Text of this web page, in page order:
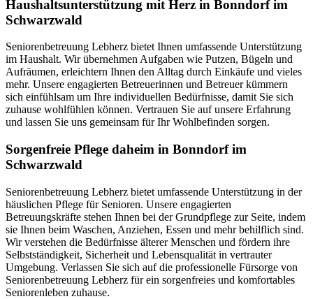
Haushalts­unterstützung mit Herz in Bonndorf im
Schwarzwald
Seniorenbetreuung Lebherz bietet Ihnen umfassende Unterstützung
im Haushalt. Wir übernehmen Aufgaben wie Putzen, Bügeln und
Aufräumen, erleichtern Ihnen den Alltag durch Einkäufe und vieles
mehr. Unsere engagierten Betreuerinnen und Betreuer kümmern
sich einfühlsam um Ihre individuellen Bedürfnisse, damit Sie sich
zuhause wohlfühlen können. Vertrauen Sie auf unsere Erfahrung
und lassen Sie uns gemeinsam für Ihr Wohlbefinden sorgen.
Sorgenfreie Pflege daheim in Bonndorf im
Schwarzwald
Seniorenbetreuung Lebherz bietet umfassende Unterstützung in der
häuslichen Pflege für Senioren. Unsere engagierten
Betreuungskräfte stehen Ihnen bei der Grundpflege zur Seite, indem
sie Ihnen beim Waschen, Anziehen, Essen und mehr behilflich sind.
Wir verstehen die Bedürfnisse älterer Menschen und fördern ihre
Selbstständigkeit, Sicherheit und Lebensqualität in vertrauter
Umgebung. Verlassen Sie sich auf die professionelle Fürsorge von
Seniorenbetreuung Lebherz für ein sorgenfreies und komfortables
Seniorenleben zuhause.